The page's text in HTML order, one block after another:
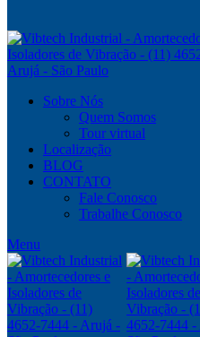
Sobre Nós
Quem Somos
Tour virtual
Localização
BLOG
CONTATO
Fale Conosco
Trabalhe Conosco
Menu